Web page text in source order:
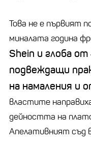
Това не е първият
миналата година
Shein и глоба
подвеждащи
на намаления и
властите
дейността на
Апелативният съд